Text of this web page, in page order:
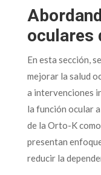
oculares
En esta sección,
mejorar la salud
a intervenciones
la función ocular
de la Orto-K
presentan
reducir la